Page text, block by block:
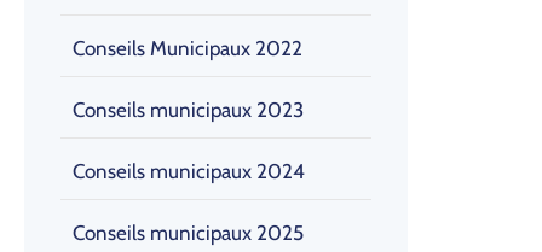
Conseils Municipaux 2022
Conseils municipaux 2023
Conseils municipaux 2024
Conseils municipaux 2025